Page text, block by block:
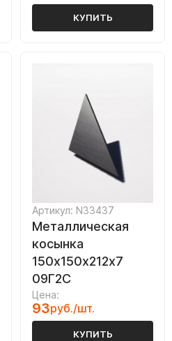
КУПИТЬ
Артикул: N33437
Металлическая
косынка
150х150х212х7
09Г2С
Цена:
93руб./шт.
КУПИТЬ